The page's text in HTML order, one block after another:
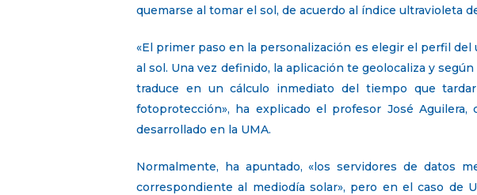
quemarse al tomar el sol, de acuerdo al índice ultravioleta
«El primer paso en la personalización es elegir el perfil
al sol. Una vez definido, la aplicación te geolocaliza y
traduce en un cálculo inmediato del tiempo que
fotoprotección», ha explicado el profesor José
desarrollado en la UMA.
Normalmente, ha apuntado, «los servidores de datos
correspondiente al mediodía solar», pero en el caso de